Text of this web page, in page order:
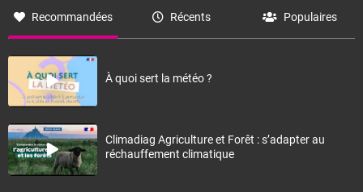
Recommandées Récents Populaires
À quoi sert la météo ?
Climadiag Agriculture et Forêt : s’adapter au
réchauffement climatique